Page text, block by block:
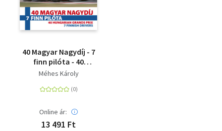
40 Magyar Nagydíj - 7
finn pilóta - 40
Hungarian Grands Prix
Méhes Károly
Online ár:
13 491 Ft